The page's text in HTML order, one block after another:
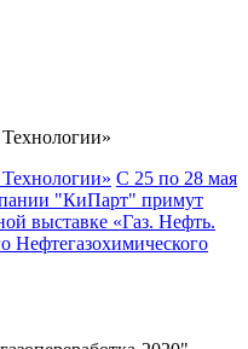
С 25 по 28 мая
"КиПарт" примут
выставке «Газ. Нефть.
Нефтегазохимического